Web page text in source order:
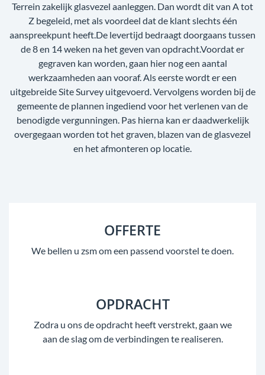
Terrein zakelijk glasvezel aanleggen. Dan wordt dit van A tot
Z begeleid, met als voordeel dat de klant slechts één
aanspreekpunt heeft.De levertijd bedraagt doorgaans tussen
de 8 en 14 weken na het geven van opdracht.Voordat er
gegraven kan worden, gaan hier nog een aantal
werkzaamheden aan vooraf. Als eerste wordt er een
uitgebreide Site Survey uitgevoerd. Vervolgens worden bij de
gemeente de plannen ingediend voor het verlenen van de
benodigde vergunningen. Pas hierna kan er daadwerkelijk
overgegaan worden tot het graven, blazen van de glasvezel
en het afmonteren op locatie.
OFFERTE
We bellen u zsm om een passend voorstel te doen.
OPDRACHT
Zodra u ons de opdracht heeft verstrekt, gaan we
aan de slag om de verbindingen te realiseren.